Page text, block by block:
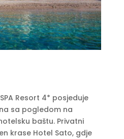
Resort 4* posjeduje
sa pogledom na
baštu. Privatni
krase Hotel Sato, gdje